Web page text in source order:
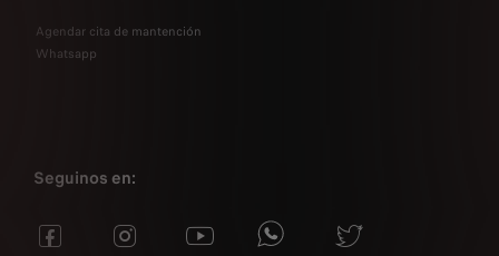
Agendar cita de mantención
Whatsapp
Seguinos en: